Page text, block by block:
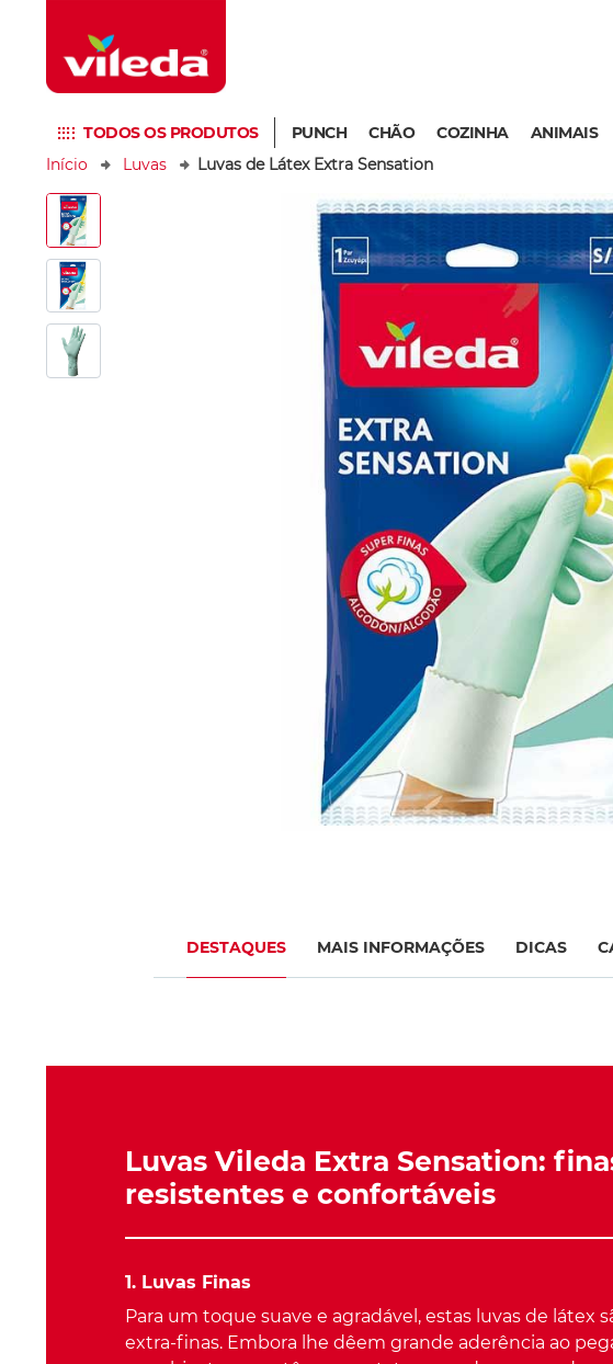
TODOS OS PRODUTOS PUNCH CHÃO COZINHA ANIMAIS
Início
Luvas Luvas de Látex Extra Sensation
DESTAQUES MAIS INFORMAÇÕES DICAS
Luvas Vileda Extra Sensation:
resistentes e confortáveis
1. Luvas Finas
Para um toque suave e agradável, estas luvas de látex
extra-finas. Embora lhe dêem grande aderência ao